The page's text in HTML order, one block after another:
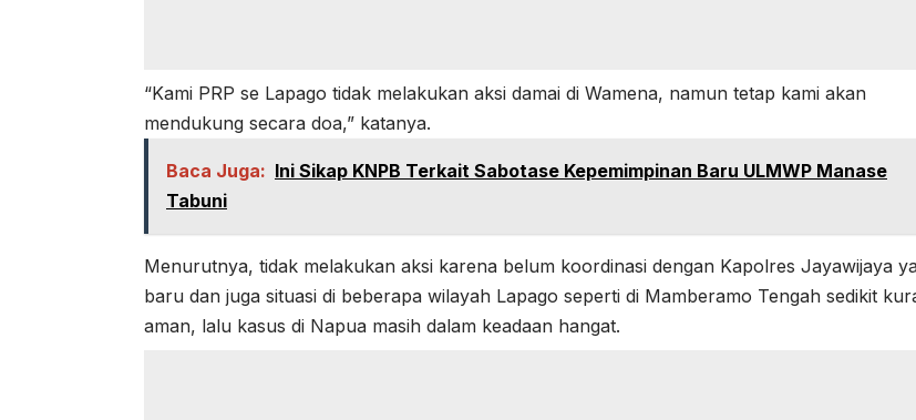
“Kami PRP se Lapago tidak melakukan aksi damai di Wamena, namun tetap kami akan
mendukung secara doa,” katanya.
Baca Juga: Ini Sikap KNPB Terkait Sabotase Kepemimpinan Baru ULMWP Manase
Tabuni
Menurutnya, tidak melakukan aksi karena belum koordinasi dengan Kapolres Jayawijaya
baru dan juga situasi di beberapa wilayah Lapago seperti di Mamberamo Tengah sedikit
aman, lalu kasus di Napua masih dalam keadaan hangat.